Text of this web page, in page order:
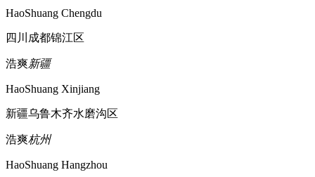
HaoShuang Chengdu
四川成都锦江区
浩爽新疆
HaoShuang Xinjiang
新疆乌鲁木齐水磨沟区
浩爽杭州
HaoShuang Hangzhou